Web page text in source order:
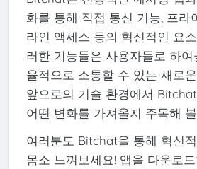
화를 통해 직접 통신 기능, 프라
라인 액세스 등의 혁신적인 요
러한 기능들은 사용자들로 하
율적으로 소통할 수 있는 새로
앞으로의 기술 환경에서
어떤 변화를 가져올지 주목해
여러분도 Bitchat을 통해 혁신
몸소 느껴보세요! 앱을 다운로